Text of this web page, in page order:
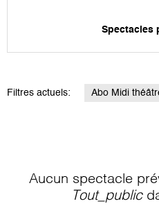
Spectacles
Filtres actuels: Abo Midi
Aucun spectacle
Tout_public